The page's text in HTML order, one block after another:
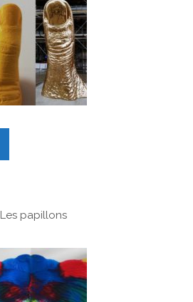
Les papillons